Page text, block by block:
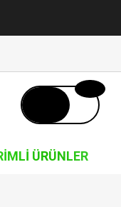
ÜRÜNLER